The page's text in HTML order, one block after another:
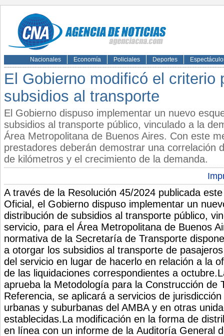
Nacionales Economía Policiales Deportes
El Gobierno modificó el criterio
subsidios al transporte
El Gobierno dispuso implementar un nuevo
subsidios al transporte público, vinculado a la
Área Metropolitana de Buenos Aires. Con este
prestadores deberán demostrar una correlación
de kilómetros y el crecimiento de la demanda.
A través de la Resolución 45/2024 publicada
Oficial, el Gobierno dispuso implementar un
distribución de subsidios al transporte público,
servicio, para el Área Metropolitana de Buenos
normativa de la Secretaría de Transporte
a otorgar los subsidios al transporte de
del servicio en lugar de hacerlo en relación a la
de las liquidaciones correspondientes a
aprueba la Metodología para la Construcción de
Referencia, se aplicará a servicios de
urbanas y suburbanas del AMBA y en otras
establecidas.La modificación en la forma de
en línea con un informe de la Auditoría General